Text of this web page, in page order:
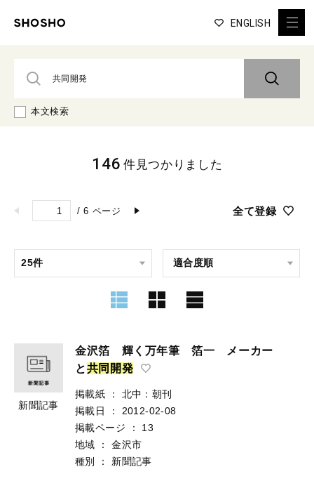
ENGLISH
本文検索
/ 6 ページ 全て登録
146 件見つかりました
新聞記事
金沢箔 輝く万年筆 箔一 メーカー
と共同 開発
掲載紙 ：
北中：朝刊
掲載日
：
2012-02-08
掲載ページ
：
13
地域
：
金沢市
種別
： 新聞記事